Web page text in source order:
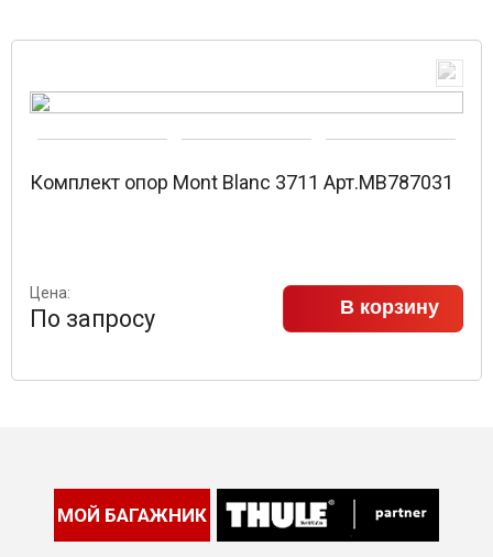
Комплект опор Mont Blanc 3711 Арт.MB787031
Цена:
По запросу В корзину
МОЙ БАГАЖНИК